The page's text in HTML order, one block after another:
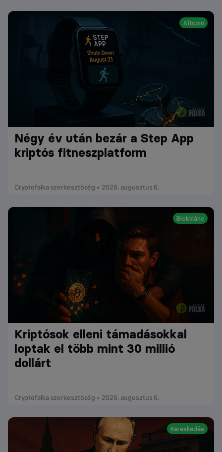
Altcoin
Négy év után bezár a Step App
kriptós fitneszplatform
Cryptofalka szerkesztőség • 2026. augusztus 6.
Blokklánc
Kriptósok elleni támadásokkal
loptak el több mint 30 millió
dollárt
Cryptofalka szerkesztőség • 2026. augusztus 6.
Kereskedés